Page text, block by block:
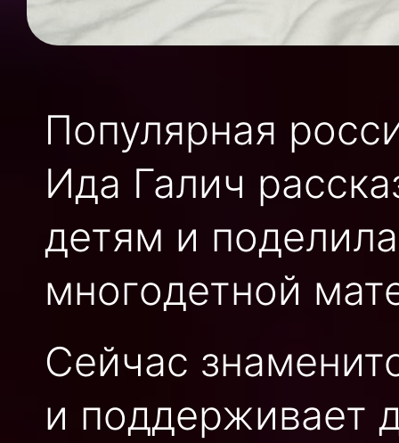
Популярная
Ида Галич
детям и
многодетной
Сейчас
и поддерживает